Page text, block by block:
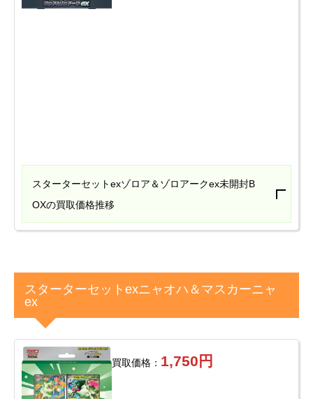
スターターセットexゾロア＆ゾロアークex未開封B
OXの買取価格推移
スターターセットexニャオハ＆マスカーニャ
ex
買取価格： 1,750円